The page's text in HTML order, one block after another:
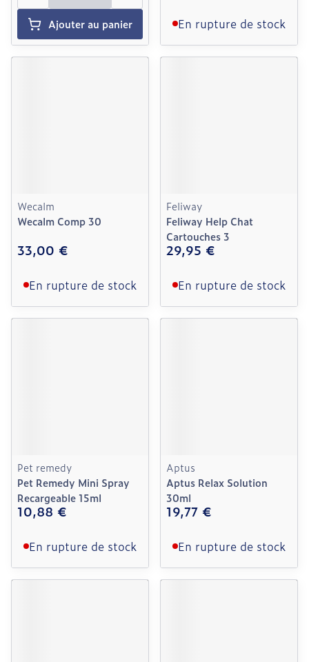
Ajouter au panier En rupture de stock
Wecalm
Wecalm Comp 30
33,00 €
En rupture de stock
Feliway
Feliway Help Chat
Cartouches 3
29,95 €
En rupture de stock
Pet remedy
Pet Remedy Mini Spray
Recargeable 15ml
10,88 €
En rupture de stock
Aptus
Aptus Relax Solution
30ml
19,77 €
En rupture de stock